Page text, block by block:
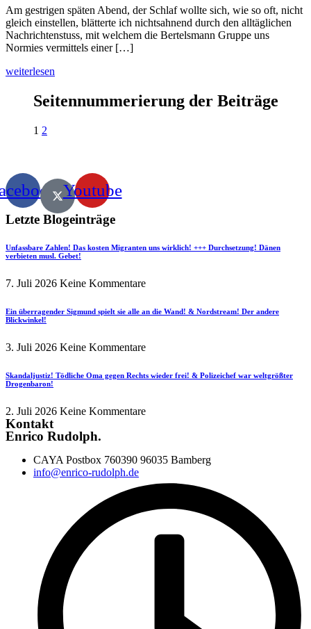
Am gestrigen späten Abend, der Schlaf wollte sich, wie so oft, nicht
gleich einstellen, blätterte ich nichtsahnend durch den alltäglichen
Nachrichtenstuss, mit welchem die Bertelsmann Gruppe uns
Normies vermittels einer […]
weiterlesen
Seitennummerierung der Beiträge
1 2
Youtube
Letzte Blogeinträge
Unfassbare Zahlen! Das kosten Migranten uns wirklich! +++ Durchsetzung! Dänen
verbieten musl. Gebet!
7. Juli 2026 Keine Kommentare
Ein überragender Sigmund spielt sie alle an die Wand! & Nordstream! Der andere
Blickwinkel!
3. Juli 2026 Keine Kommentare
Skandaljustiz! Tödliche Oma gegen Rechts wieder frei! & Polizeichef war weltgrößter
Drogenbaron!
2. Juli 2026 Keine Kommentare
Kontakt
Enrico Rudolph.
CAYA Postbox 760390 96035 Bamberg
info@enrico-rudolph.de